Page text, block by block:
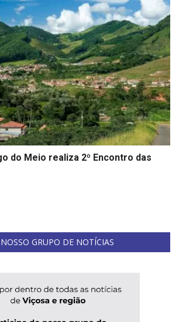
do Meio realiza 2º Encontro das
GRUPO DE NOTÍCIAS